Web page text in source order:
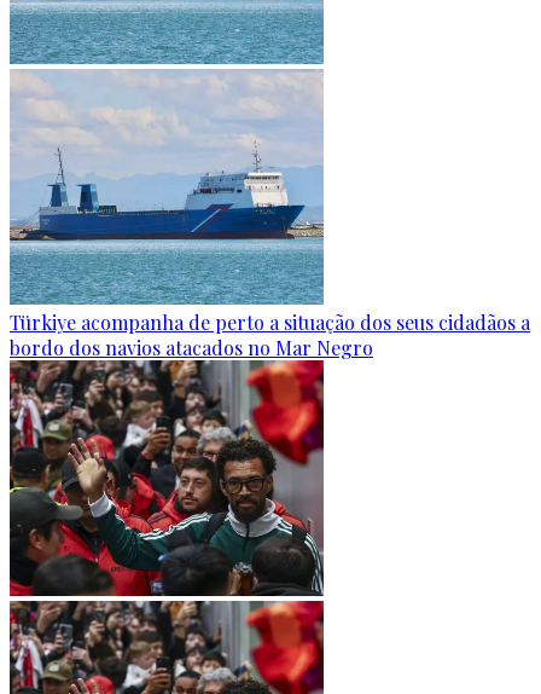
Türkiye acompanha de perto a situação dos seus cidadãos a
bordo dos navios atacados no Mar Negro